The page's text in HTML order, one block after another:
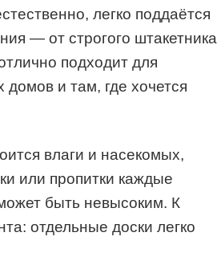
легко поддаётся
— от строгого штакетника
подходит для
и там, где хочется
влаги и насекомых,
или пропитки каждые
быть невысоким. К
отдельные доски легко